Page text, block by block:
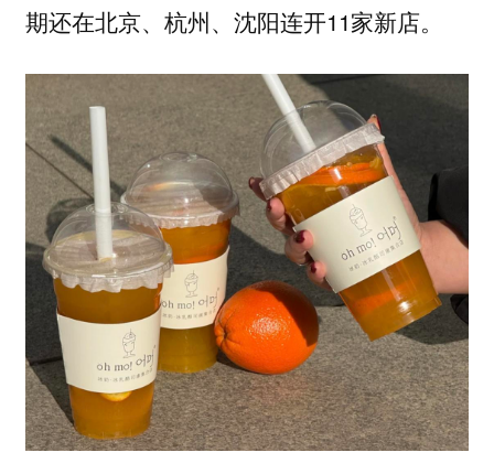
期还在北京、杭州、沈阳连开11家新店。